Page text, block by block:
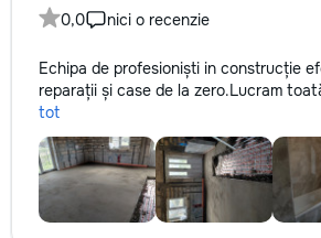
0,0
nici o recenzie
Echipa de profesioniști in construcție
reparații și case de la zero.Lucram
tot